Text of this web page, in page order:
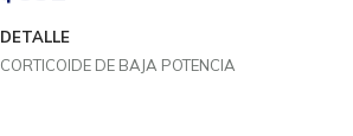
DETALLE
CORTICOIDE DE BAJA POTENCIA